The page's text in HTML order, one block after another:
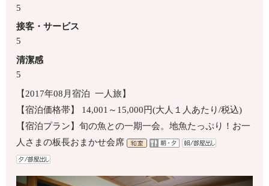
5
接客・サービス
5
清潔感
5
【2017年08月宿泊 一人旅】
【宿泊価格帯】 14,001～15,000円(大人１人あたり/税込)
【宿泊プラン】旬の魚との一期一会。地魚たっぷり！お一
人さまの板長おまかせ会席